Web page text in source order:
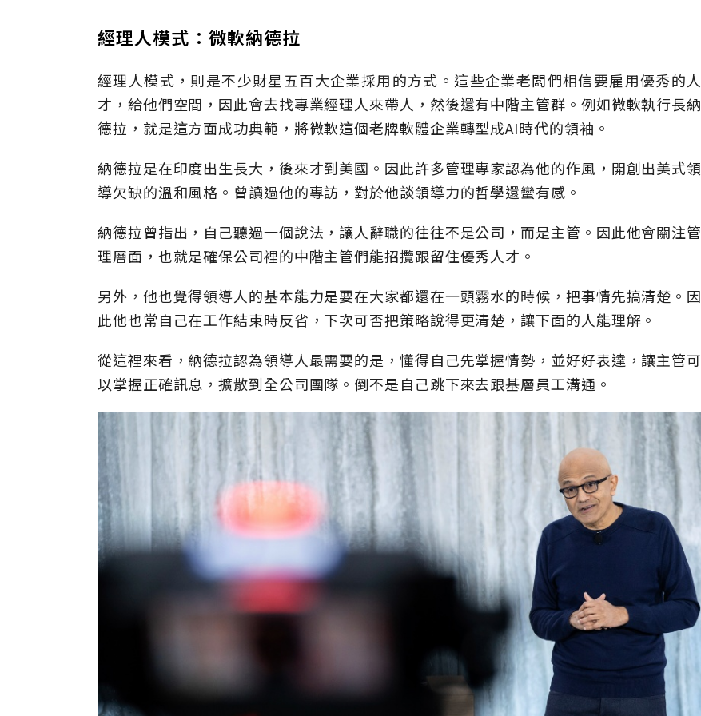
經理人模式：微軟納德拉
經理人模式，則是不少財星五百大企業採用的方式。這些企業老闆們相信要雇用優秀的人
才，給他們空間，因此會去找專業經理人來帶人，然後還有中階主管群。例如微軟執行長納
德拉，就是這方面成功典範，將微軟這個老牌軟體企業轉型成AI時代的領袖。
納德拉是在印度出生長大，後來才到美國。因此許多管理專家認為他的作風，開創出美式領
導欠缺的溫和風格。曾讀過他的專訪，對於他談領導力的哲學還蠻有感。
納德拉曾指出，自己聽過一個說法，讓人辭職的往往不是公司，而是主管。因此他會關注管
理層面，也就是確保公司裡的中階主管們能招攬跟留住優秀人才。
另外，他也覺得領導人的基本能力是要在大家都還在一頭霧水的時候，把事情先搞清楚。因
此他也常自己在工作結束時反省，下次可否把策略說得更清楚，讓下面的人能理解。
從這裡來看，納德拉認為領導人最需要的是，懂得自己先掌握情勢，並好好表達，讓主管可
以掌握正確訊息，擴散到全公司團隊。倒不是自己跳下來去跟基層員工溝通。